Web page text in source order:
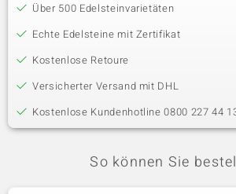
Über 500 Edelsteinvarietäten
Echte Edelsteine mit Zertifikat
Kostenlose Retoure
Versicherter Versand mit DHL
Kostenlose Kundenhotline 0800 227 44
So können Sie